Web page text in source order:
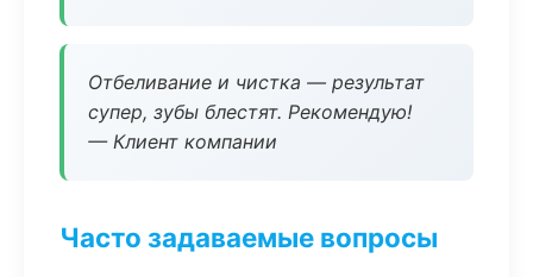
Отбеливание и чистка — результат
супер, зубы блестят. Рекомендую!
— Клиент компании
Часто задаваемые вопросы